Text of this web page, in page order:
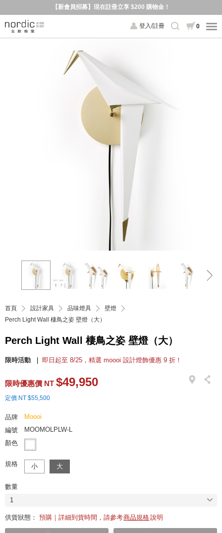
【新會員招募】現在註冊立享 $200 購物金！
登入/註冊 0
首頁 設計家具 品味燈具
壁燈
Perch Light Wall 棲鳥之姿 壁燈（大）
Perch Light Wall 棲鳥之姿 壁燈（大）
限時活動 即日起至 8/25，精選 moooi 設計燈飾優惠 9 折！
限時優惠價 NT $49,950
定價 NT $55,500
品牌
Moooi
編號
MOOMOLPLW-L
顏色
規格 小 大
數量
1
供貨狀態： 預購｜詳細到貨時間，請參考商品規格說明